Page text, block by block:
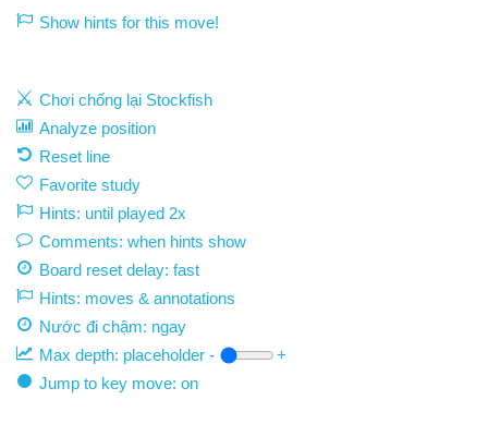
Show hints for this move!
Chơi chống lại Stockfish
Analyze position
Reset line
Favorite study
Hints: until played 2x
Comments: when hints show
Board reset delay: fast
Hints: moves & annotations
Nước đi chậm: ngay
Max depth: placeholder -
+
Jump to key move: on